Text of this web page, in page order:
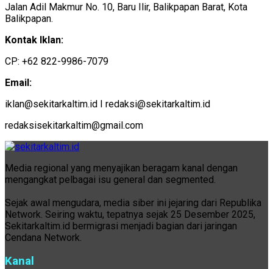
Jalan Adil Makmur No. 10, Baru Ilir, Balikpapan Barat, Kota
Balikpapan.
Kontak Iklan:
CP: +62 822-9986-7079
Email:
iklan@sekitarkaltim.id I redaksi@sekitarkaltim.id
redaksisekitarkaltim@gmail.com
Media regional yang menyajikan beragam kanal dengan
mengangkat pelbagai isu general dan segmented.
Sejak awal mengudara, media siber ini jejaring dari Republika
Network. Seiring waktu, tepatnya sejak 25 Desember 2025,
Sekitarkaltim.id bermigrasi menjadi bagian dari jaringan
Cendana Network.
Kanal